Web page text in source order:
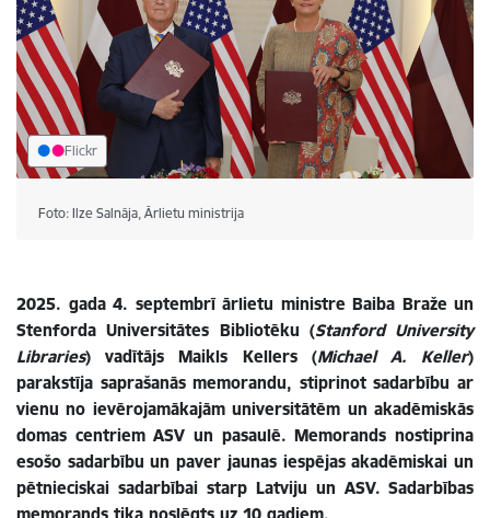
Flickr
Foto: Ilze Salnāja, Ārlietu ministrija
2025. gada 4. septembrī ārlietu ministre Baiba Braže un
Stenforda Universitātes Bibliotēku (Stanford University
Libraries) vadītājs Maikls Kellers (Michael A. Keller)
parakstīja saprašanās memorandu, stiprinot sadarbību ar
vienu no ievērojamākajām universitātēm un akadēmiskās
domas centriem ASV un pasaulē. Memorands nostiprina
esošo sadarbību un paver jaunas iespējas akadēmiskai un
pētnieciskai sadarbībai starp Latviju un ASV. Sadarbības
memorands tika noslēgts uz 10 gadiem.